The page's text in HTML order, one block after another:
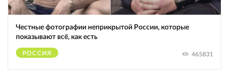
Честные фотографии неприкрытой России, которые
показывают всё, как есть
РОССИЯ 465831